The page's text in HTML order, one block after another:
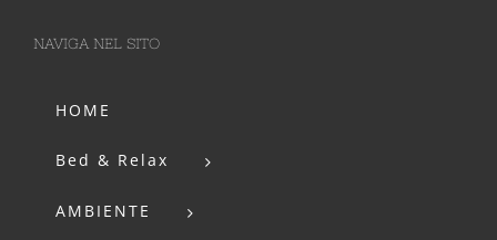
NAVIGA NEL SITO
HOME
Bed & Relax
AMBIENTE